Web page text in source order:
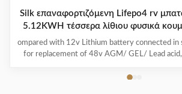
Silk επαναφορτιζόμενη Lifepo4 rv
5.12KWH τέσσερα λίθιου φυσικά
ompared with 12v Lithium battery connected in
for replacement of 48v AGM/ GEL/ Lead
which is more powerful and stable in